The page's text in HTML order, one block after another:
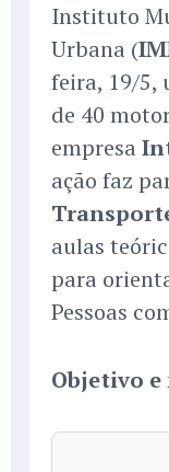
Instituto
Urbana (
feira, 19/5,
de 40
empresa
ação faz
aulas
para
Pessoas
Objetivo